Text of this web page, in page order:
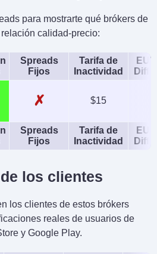
para mostrarte qué brókers de
calidad-precio:
Spreads
Fijos
Tarifa de
Inactividad
✗ $15
Spreads
Fijos
Tarifa de
Inactividad
los clientes
los clientes de estos brókers
reales de usuarios de
y Google Play.